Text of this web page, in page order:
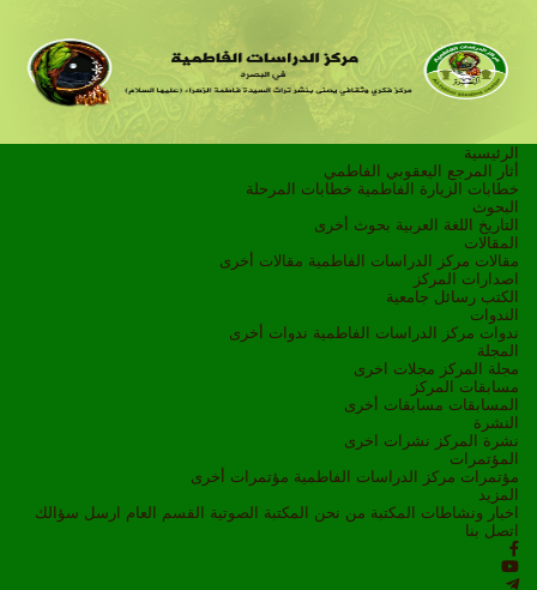
الرئيسية
أثار المرجع اليعقوبي الفاطمي
خطابات الزيارة الفاطمية خطابات المرحلة
البحوث
التاريخ
اللغة العربية بحوث أخرى
المقالات
مقالات مركز الدراسات الفاطمية مقالات أخرى
اصدارات المركز
الكتب رسائل جامعية
الندوات
ندوات مركز الدراسات الفاطمية ندوات أخرى
المجلة
مجلة المركز مجلات اخرى
مسابقات المركز
المسابقات مسابقات أخرى
النشرة
نشرة المركز نشرات اخرى
المؤتمرات
مؤتمرات مركز الدراسات الفاطمية مؤتمرات أخرى
المزيد
اخبار ونشاطات
المكتبة من نحن المكتبة الصوتية القسم العام ارسل سؤالك
اتصل بنا